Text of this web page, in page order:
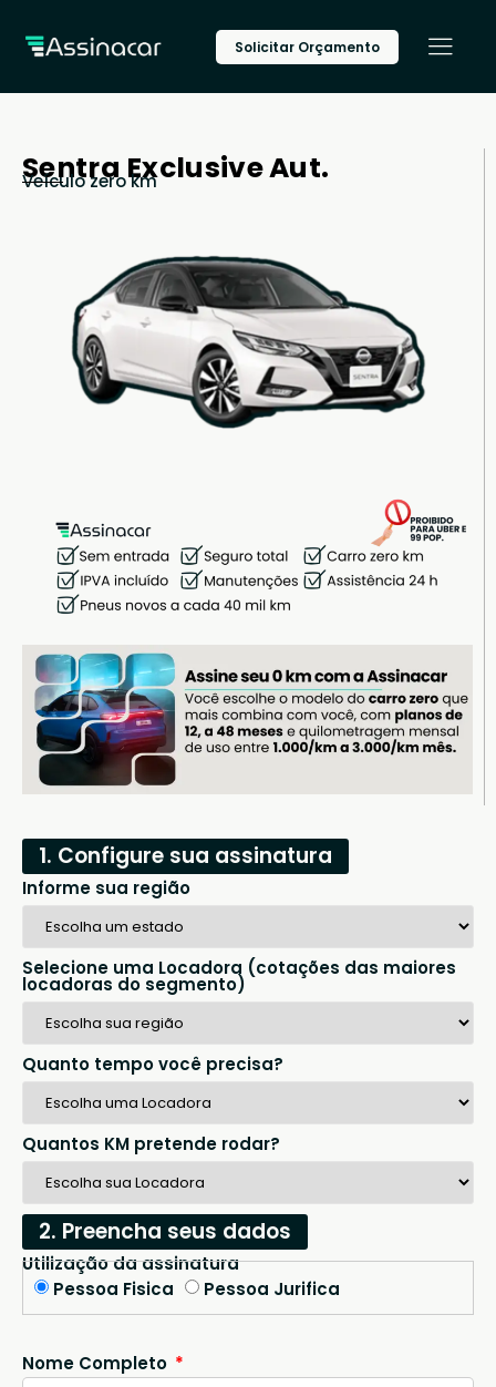
Solicitar Orçamento
Sentra Exclusive Aut.
Veículo zero km
1. Configure sua assinatura
Informe sua região
Selecione uma Locadora (cotações das maiores
locadoras do segmento)
Quanto tempo você precisa?
Quantos KM pretende rodar?
2. Preencha seus dados
Utilização da assinatura
Pessoa Fisica
Pessoa Jurifica
Nome Completo